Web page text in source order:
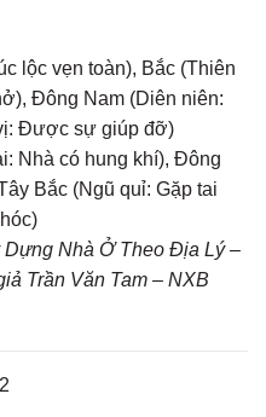
lộc vẹn toàn), Bắc (Thiên
Đông Nam (Diên niên:
Được sự giúp đỡ)
Nhà có hung khí), Đông
Bắc (Ngũ quỉ: Gặp tai
Dựng Nhà Ở Theo Địa Lý –
Trần Văn Tam – NXB